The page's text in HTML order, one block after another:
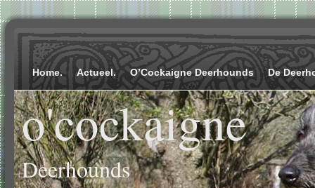
Home. Actueel. O’Cockaigne Deerhounds De
o'cockaigne
Deerhounds